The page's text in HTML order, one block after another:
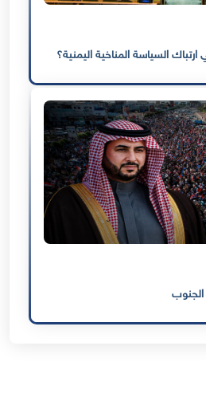
السياسة المناخية اليمنية؟